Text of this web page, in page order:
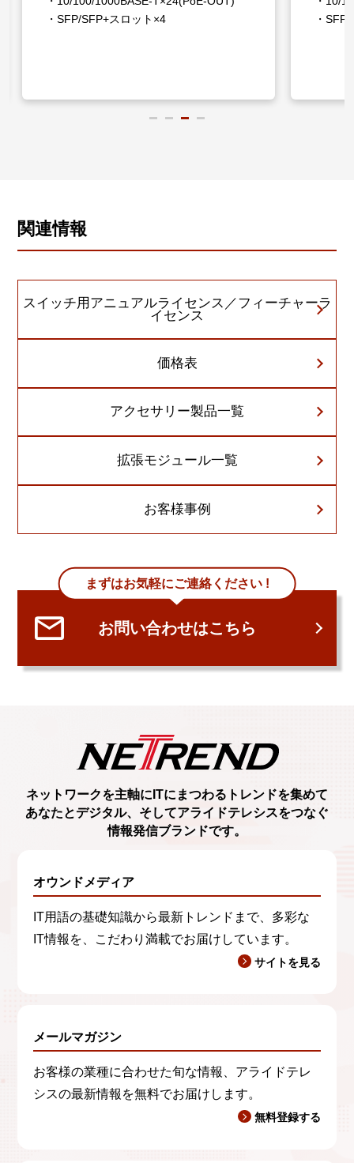
へ反映することができます。
また、管理下のSNMPノードから以下のSNMPトラッ
ダウン）・PoE（有効/無効）・STP（ルートポート変
無線LAN開放を簡単な操作で実現します。
・SFP/SFP+スロット×4
・
関連情報
スイッチ用アニュアルライセンス／フィーチャーラ
イセンス
価格表
アクセサリー製品一覧
拡張モジュール一覧
お客様事例
まずはお気軽にご連絡ください !
お問い合わせはこちら
ネットワークを主軸に ITにまつわるトレンドを集めて
あなたとデジタル、 そしてアライドテレシスをつなぐ
情報発信ブランドです。
オウンドメディア
IT用語の基礎知識から最新トレンドまで、多彩な
IT情報を、こだわり満載でお届けしています。
サイトを見る
メールマガジン
お客様の業種に合わせた旬な情報、アライドテレ
シスの最新情報を無料でお届けします。
無料登録する